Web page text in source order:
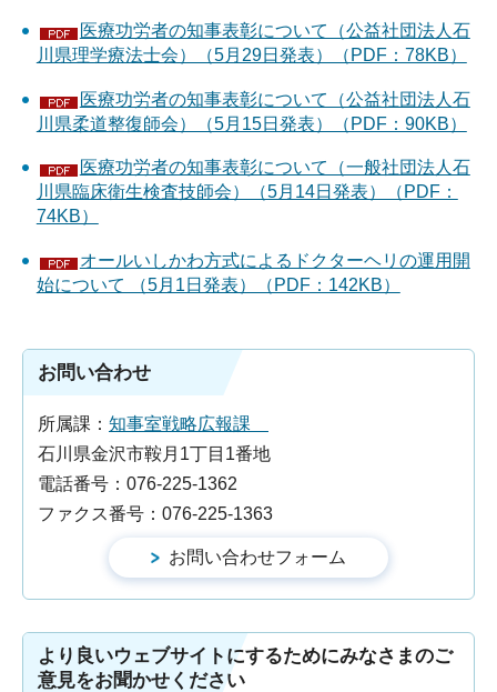
医療功労者の知事表彰について（公益社団法人石
川県理学療法士会）（5月29日発表）（PDF：78KB）
医療功労者の知事表彰について（公益社団法人石
川県柔道整復師会）（5月15日発表）（PDF：90KB）
医療功労者の知事表彰について（一般社団法人石
川県臨床衛生検査技師会）（5月14日発表）（PDF：
74KB）
オールいしかわ方式によるドクターヘリの運用開
始について （5月1日発表）（PDF：142KB）
お問い合わせ
所属課： 知事室戦略広報課
石川県金沢市鞍月1丁目1番地
電話番号：076-225-1362
ファクス番号：076-225-1363
より良いウェブサイトにするためにみなさまのご
意見をお聞かせください